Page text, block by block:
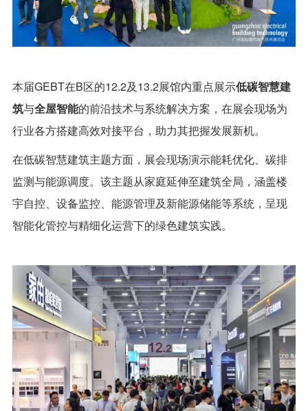
本届GEBT在B区的12.2及13.2展馆内重点展示低碳智慧建
筑与全屋智能的前沿技术与系统解决方案，在展会现场为
行业各方搭建高效对接平台，助力其把握发展新机。
在低碳智慧建筑主题方面，展会现场演示能耗优化、碳排
监测与能源调度。该主题从家庭延伸至建筑全局，涵盖楼
宇自控、设备监控、能源管理及新能源储能等系统，呈现
智能化管控与精细化运营下的绿色建筑实践。